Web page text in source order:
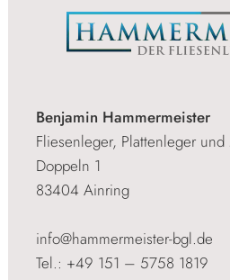
Benjamin Hammermeister
Fliesenleger, Plattenleger
Doppeln 1
83404 Ainring
info@hammermeister-bgl.de
Tel.: +49 151 – 5758 1819